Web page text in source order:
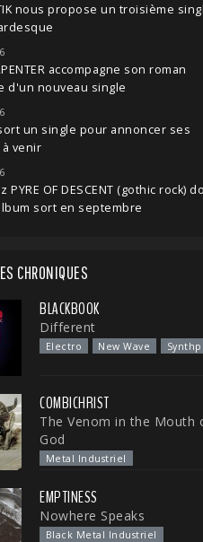
nous propose un troisième
accompagne son roman
d'un nouveau single
un single pour annoncer ses
venir
PYRE OF DESCENT (gothic rock)
sort en septembre
CHRONIQUES
BLACKBOOK
Different
Electro New Wave
COMBICHRIST
The Venom in the Mouth
God
Metal Industriel
EMPTINESS
Nowhere Speaks
Black Metal Industriel